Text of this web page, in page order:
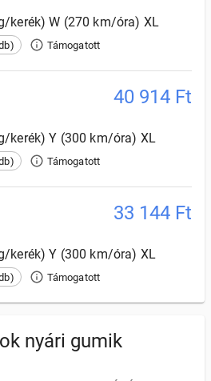
kerék) W (270 km/óra) XL
Támogatott
40 914 Ft
kerék) Y (300 km/óra) XL
Támogatott
33 144 Ft
kerék) Y (300 km/óra) XL
Támogatott
nyári gumik